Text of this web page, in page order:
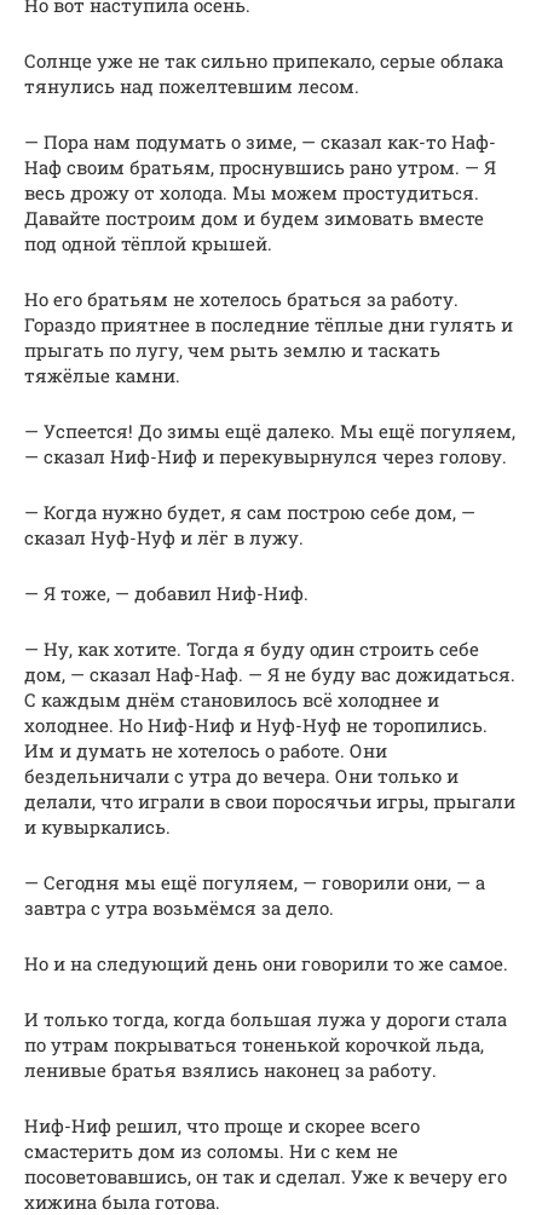
Солнце уже не так сильно припекало, серые облака
тянулись над пожелтевшим лесом.
— Пора нам подумать о зиме, — сказал как-то Наф-
Наф своим братьям, проснувшись рано утром. — Я
весь дрожу от холода. Мы можем простудиться.
Давайте построим дом и будем зимовать вместе
под одной тёплой крышей.
Но его братьям не хотелось браться за работу.
Гораздо приятнее в последние тёплые дни гулять и
прыгать по лугу, чем рыть землю и таскать
тяжёлые камни.
— Успеется! До зимы ещё далеко. Мы ещё погуляем,
— сказал Ниф-Ниф и перекувырнулся через голову.
— Когда нужно будет, я сам построю себе дом, —
сказал Нуф-Нуф и лёг в лужу.
— Я тоже, — добавил Ниф-Ниф.
— Ну, как хотите. Тогда я буду один строить себе
дом, — сказал Наф-Наф. — Я не буду вас дожидаться.
С каждым днём становилось всё холоднее и
холоднее. Но Ниф-Ниф и Нуф-Нуф не торопились.
Им и думать не хотелось о работе. Они
бездельничали с утра до вечера. Они только и
делали, что играли в свои поросячьи игры, прыгали
и кувыркались.
— Сегодня мы ещё погуляем, — говорили они, — а
завтра с утра возьмёмся за дело.
Но и на следующий день они говорили то же самое.
И только тогда, когда большая лужа у дороги стала
по утрам покрываться тоненькой корочкой льда,
ленивые братья взялись наконец за работу.
Ниф-Ниф решил, что проще и скорее всего
смастерить дом из соломы. Ни с кем не
посоветовавшись, он так и сделал. Уже к вечеру его
хижина была готова.